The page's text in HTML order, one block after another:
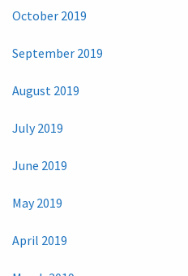
October 2019
September 2019
August 2019
July 2019
June 2019
May 2019
April 2019